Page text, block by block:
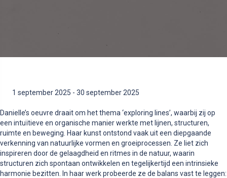
1 september 2025 - 30 september 2025
Danielle’s oeuvre draait om het thema ‘exploring lines’, waarbij zij op
een intuïtieve en organische manier werkte met lijnen, structuren,
ruimte en beweging. Haar kunst ontstond vaak uit een diepgaande
verkenning van natuurlijke vormen en groeiprocessen. Ze liet zich
inspireren door de gelaagdheid en ritmes in de natuur, waarin
structuren zich spontaan ontwikkelen en tegelijkertijd een intrinsieke
harmonie bezitten. In haar werk probeerde ze de balans vast te leggen: